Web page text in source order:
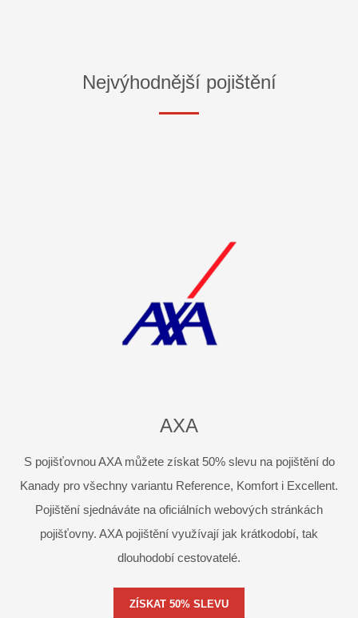
Nejvýhodnější pojištění
AXA
S pojišťovnou AXA můžete získat 50% slevu na pojištění do
Kanady pro všechny variantu Reference, Komfort i Excellent.
Pojištění sjednáváte na oficiálních webových stránkách
pojišťovny. AXA pojištění využívají jak krátkodobí, tak
dlouhodobí cestovatelé.
ZÍSKAT 50% SLEVU